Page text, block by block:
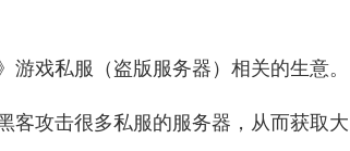
戏私服（盗版服务器）相关的生意。
客攻击很多私服的服务器，从而获取大